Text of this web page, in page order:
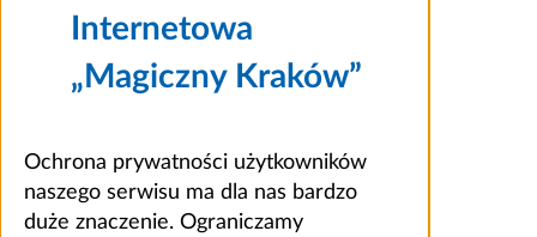
Internetowa
„Magiczny Kraków”
Ochrona prywatności użytkowników
naszego serwisu ma dla nas bardzo
duże znaczenie. Ograniczamy